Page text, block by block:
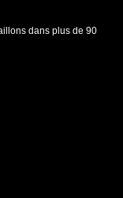
dans plus de 90